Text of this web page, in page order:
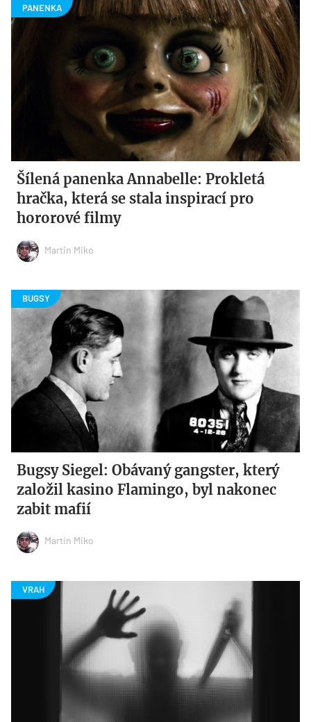
Šílená panenka Annabelle: Prokletá
hračka, která se stala inspirací pro
hororové filmy
Martin Miko
Bugsy Siegel: Obávaný gangster, který
založil kasino Flamingo, byl nakonec
zabit mafií
Martin Miko